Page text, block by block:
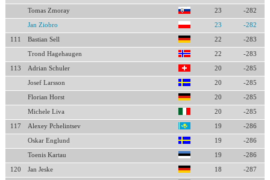
Tomas Zmoray 23 -282
Jan Ziobro 23 -282
111 Bastian Sell 22 -283
Trond Hagehaugen 22 -283
113 Adrian Schuler 20 -285
Josef Larsson 20 -285
Florian Horst 20 -285
Michele Liva 20 -285
117 Alexey Pchelintsev 19 -286
Oskar Englund 19 -286
Toenis Kartau 19 -286
120 Jan Jeske 18 -287